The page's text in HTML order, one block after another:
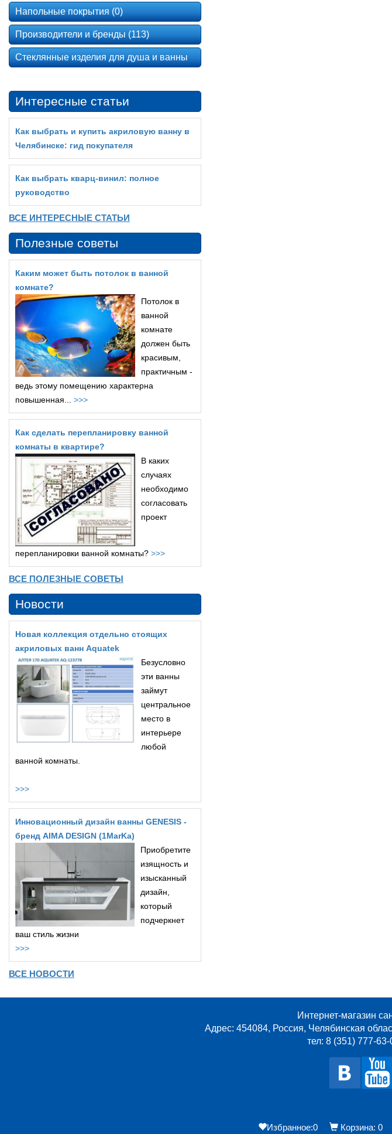
Напольные покрытия (0)
Производители и бренды (113)
Стеклянные изделия для душа и ванны
Интересные статьи
Как выбрать и купить акриловую ванну в
Челябинске: гид покупателя
Как выбрать кварц‑винил: полное
руководство
ВСЕ ИНТЕРЕСНЫЕ СТАТЬИ
Полезные советы
Каким может быть потолок в ванной
комнате?
Потолок в
ванной
комнате
должен быть
красивым,
практичным -
ведь этому помещению характерна
повышенная... >>>
Как сделать перепланировку ванной
комнаты в квартире?
В каких
случаях
необходимо
согласовать
проект
перепланировки ванной комнаты? >>>
ВСЕ ПОЛЕЗНЫЕ СОВЕТЫ
Новости
Новая коллекция отдельно стоящих
акриловых ванн Aquatek
Безусловно
эти ванны
займут
центральное
место в
интерьере
любой
ванной комнаты.
>>>
Инновационный дизайн ванны GENESIS -
бренд AIMA DESIGN (1MarKa)
Приобретите
изящность и
изысканный
дизайн,
который
подчеркнет
ваш стиль жизни
>>>
ВСЕ НОВОСТИ
Интернет-магазин
Адрес: 454084, Россия, Челябинская
тел: 8 (351) 777-
Избранное:0 Корзина: 0